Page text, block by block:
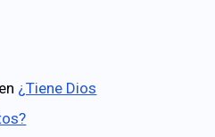
en ¿Tiene Dios